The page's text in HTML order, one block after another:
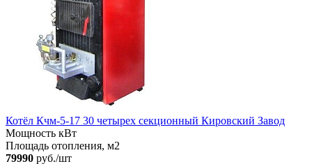
Котёл Кчм-5-17 30 четырех секционный Кировский Завод
Мощность кВт
Площадь отопления, м2
79990 руб./шт